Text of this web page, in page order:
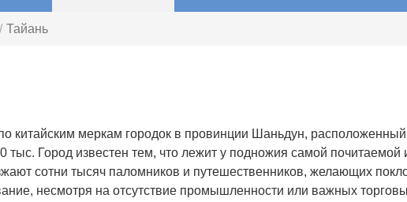
Тайань
китайским меркам городок в провинции Шаньдун,
тыс. Город известен тем, что лежит у подножия самой
сотни тысяч паломников и путешественников, желающих
несмотря на отсутствие промышленности или важных